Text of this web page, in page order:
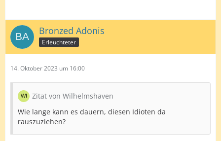
Bronzed Adonis
Erleuchteter
14. Oktober 2023 um 16:00
Zitat von Wilhelmshaven
Wie lange kann es dauern, diesen Idioten da
rauszuziehen?